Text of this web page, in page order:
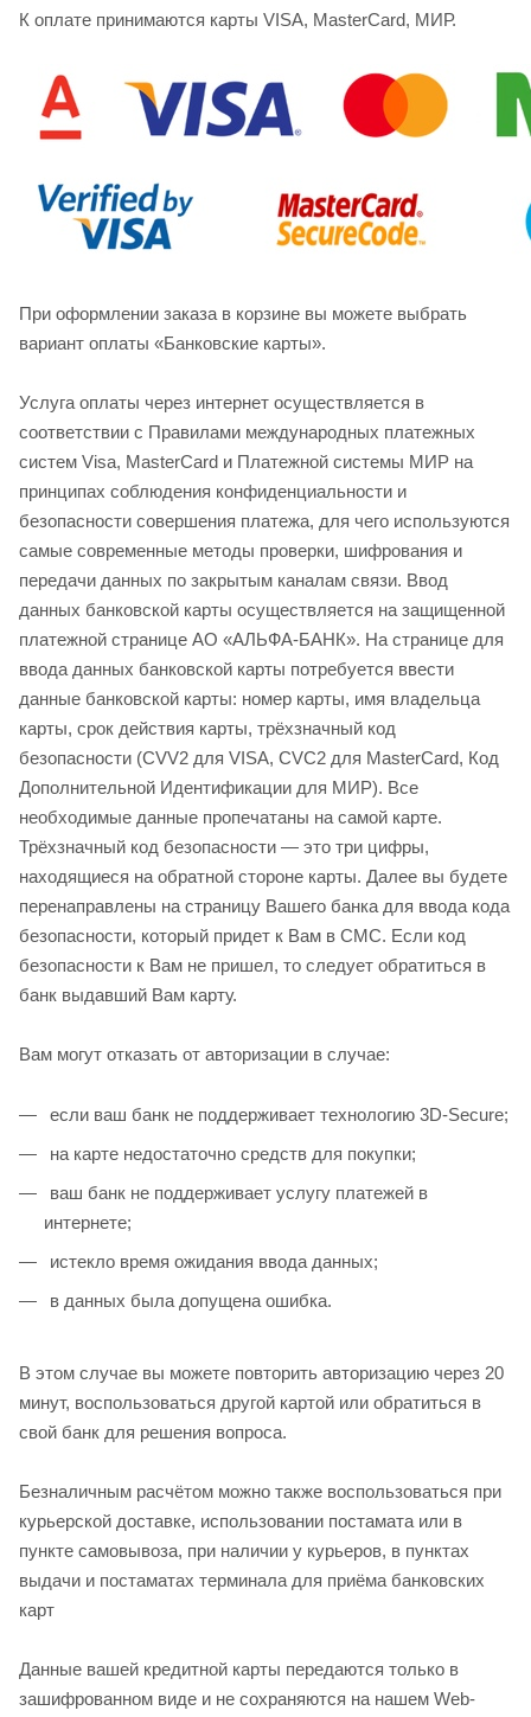
К оплате принимаются карты VISA, MasterCard, МИР.
При оформлении заказа в корзине вы можете выбрать
вариант оплаты «Банковские карты».
Услуга оплаты через интернет осуществляется в
соответствии с Правилами международных платежных
систем Visa, MasterCard и Платежной системы МИР на
принципах соблюдения конфиденциальности и
безопасности совершения платежа, для чего используются
самые современные методы проверки, шифрования и
передачи данных по закрытым каналам связи. Ввод
данных банковской карты осуществляется на защищенной
платежной странице АО «АЛЬФА-БАНК». На странице для
ввода данных банковской карты потребуется ввести
данные банковской карты: номер карты, имя владельца
карты, срок действия карты, трёхзначный код
безопасности (CVV2 для VISA, CVC2 для MasterCard, Код
Дополнительной Идентификации для МИР). Все
необходимые данные пропечатаны на самой карте.
Трёхзначный код безопасности — это три цифры,
находящиеся на обратной стороне карты. Далее вы будете
перенаправлены на страницу Вашего банка для ввода кода
безопасности, который придет к Вам в СМС. Если код
безопасности к Вам не пришел, то следует обратиться в
банк выдавший Вам карту.
Вам могут отказать от авторизации в случае:
если ваш банк не поддерживает технологию 3D-Secure;
на карте недостаточно средств для покупки;
ваш банк не поддерживает услугу платежей в
интернете;
истекло время ожидания ввода данных;
в данных была допущена ошибка.
В этом случае вы можете повторить авторизацию через 20
минут, воспользоваться другой картой или обратиться в
свой банк для решения вопроса.
Безналичным расчётом можно также воспользоваться при
курьерской доставке, использовании постамата или в
пункте самовывоза, при наличии у курьеров, в пунктах
выдачи и постаматах терминала для приёма банковских
карт
Данные вашей кредитной карты передаются только в
зашифрованном виде и не сохраняются на нашем Web-